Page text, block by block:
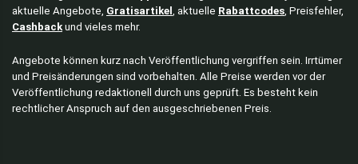
aktuelle Angebote, Gratisartikel , aktuelle Rabattcodes , Preisfehler,
Cashback und vieles mehr.
Angebote können kurz nach Veröffentlichung vergriffen sein. Irrtümer
und Preisänderungen sind vorbehalten. Alle Preise werden vor der
Veröffentlichung redaktionell durch uns geprüft. Es besteht kein
rechtlicher Anspruch auf den ausgeschriebenen Preis.